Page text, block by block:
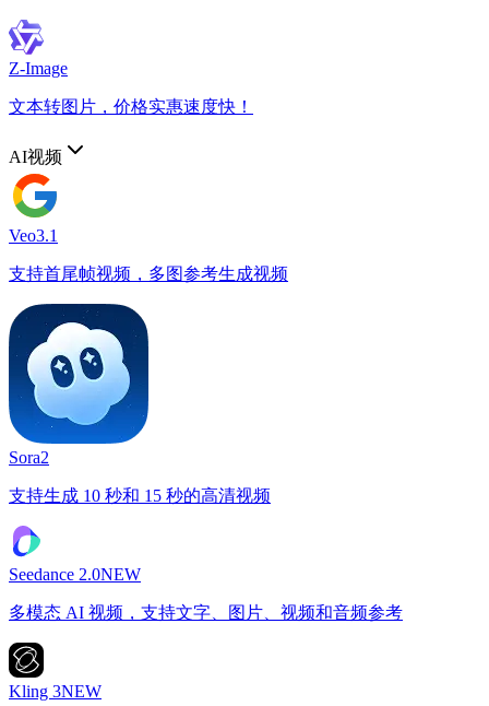
Z-Image
文本转图片，价格实惠速度快！
AI视频
Veo3.1
支持首尾帧视频，多图参考生成视频
Sora2
支持生成 10 秒和 15 秒的高清视频
Seedance 2.0NEW
多模态 AI 视频，支持文字、图片、视频和音频参考
Kling 3NEW